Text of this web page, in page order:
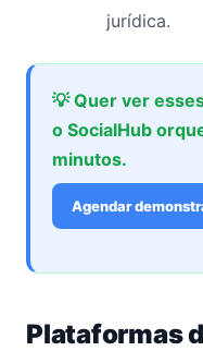
jurídica.
💡 Quer ver
o SocialHub
minutos.
Agendar
Plataformas